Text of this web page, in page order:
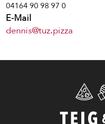
04164 90 98 97 0
E-Mail
dennis@tuz.pizza